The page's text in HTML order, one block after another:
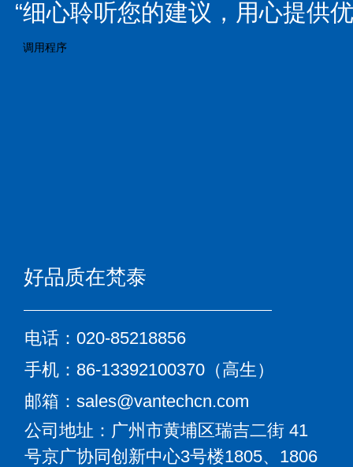
“细心聆听您的建议，用心提供
好品质在梵泰
电话：020-85218856
手机：86-13392100370（高生）
邮箱：sales@vantechcn.com
公司地址：广州市黄埔区瑞吉二街 41
号京广协同创新中心3号楼1805、 1806
调用程序